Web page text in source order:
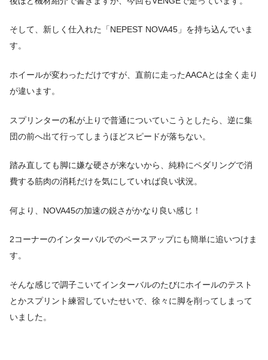
そして、新しく仕入れた「NEPEST NOVA45」を持ち込んでいま
す。
ホイールが変わっただけですが、直前に走ったAACAとは全く走り
が違います。
スプリンターの私が上りで普通についていこうとしたら、逆に集
団の前へ出て行ってしまうほどスピードが落ちない。
踏み直しても脚に嫌な硬さが来ないから、純粋にペダリングで消
費する筋肉の消耗だけを気にしていれば良い状況。
何より、NOVA45の加速の鋭さがかなり良い感じ！
2コーナーのインターバルでのペースアップにも簡単に追いつけま
す。
そんな感じで調子こいてインターバルのたびにホイールのテスト
とかスプリント練習していたせいで、徐々に脚を削ってしまって
いました。